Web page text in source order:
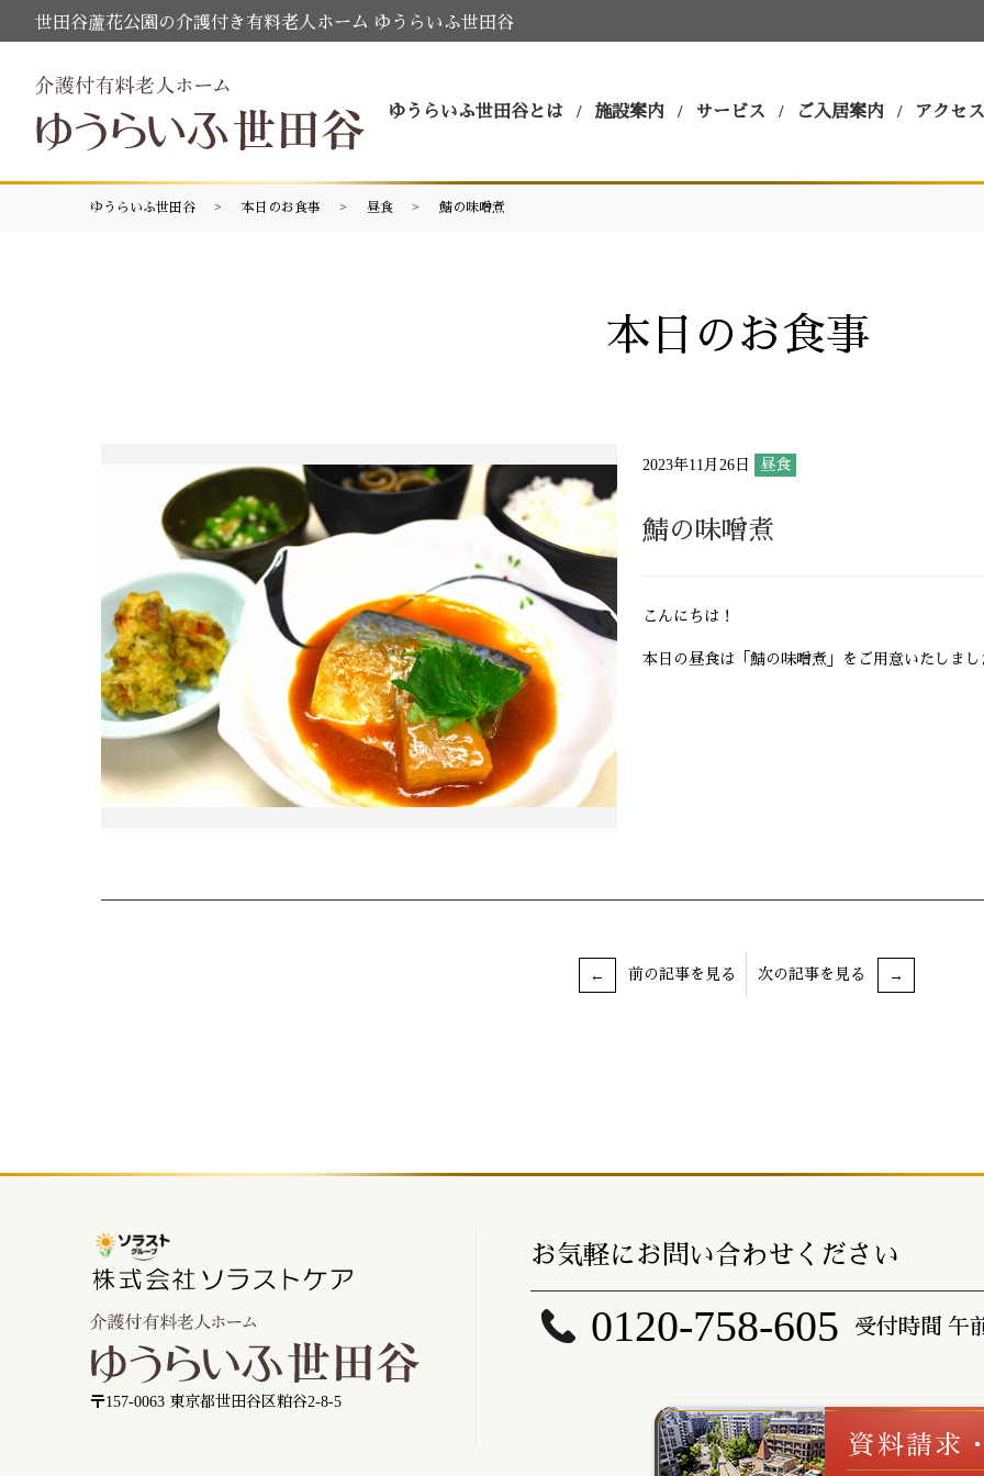
世田谷蘆花公園の介護付き有料老人ホーム ゆうらいふ世田谷
ゆうらいふ世田谷とは 施設案内 サービス ご入居案内 アクセス
ゆうらいふ世田谷 本日のお食事 昼食 鯖の味噌煮
本日のお食事
2023年11月26日 昼食
鯖の味噌煮
こんにちは！
本日の昼食は「鯖の味噌煮」をご用意いたしまし
前の記事を見る 次の記事を見る
〒157-0063 東京都世田谷区粕谷2-8-5
お気軽にお問い合わせください
0120-758-605 受付時間 午